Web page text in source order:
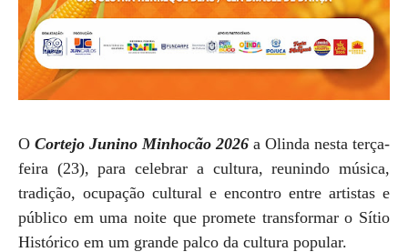
O Cortejo Junino Minhocão 2026 a Olinda nesta terça-
feira (23), para celebrar a cultura, reunindo música,
tradição, ocupação cultural e encontro entre artistas e
público em uma noite que promete transformar o Sítio
Histórico em um grande palco da cultura popular.